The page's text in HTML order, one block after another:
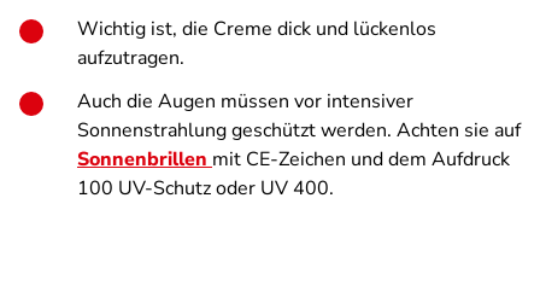
Wichtig ist, die Creme dick und lückenlos
aufzutragen.
Auch die Augen müssen vor intensiver
Sonnenstrahlung geschützt werden. Achten sie auf
Sonnenbrillen mit CE-Zeichen und dem Aufdruck
100 UV-Schutz oder UV 400.